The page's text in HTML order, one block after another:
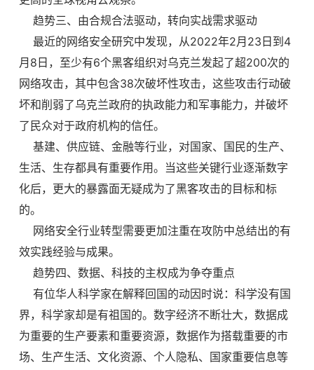
趋势三、由合规合法驱动，转向实战需求驱动
最近的网络安全研究中发现，从2022年2月23日到4
月8日，至少有6个黑客组织对乌克兰发起了超200次的
网络攻击，其中包含38次破坏性攻击，这些攻击行动破
坏和削弱了乌克兰政府的执政能力和军事能力，并破坏
了民众对于政府机构的信任。
基建、供应链、金融等行业，对国家、国民的生产、
生活、生存都具有重要作用。当这些关键行业逐渐数字
化后，更大的暴露面无疑成为了黑客攻击的目标和标
的。
网络安全行业转型需要更加注重在攻防中总结出的有
效实践经验与成果。
趋势四、数据、科技的主权成为争夺重点
有位华人科学家在解释回国的动因时说：科学没有国
界，科学家却是有祖国的。数字经济不断壮大，数据成
为重要的生产要素和重要资源，数据作为搭载重要的市
场、生产生活、文化资源、个人隐私、国家重要信息等